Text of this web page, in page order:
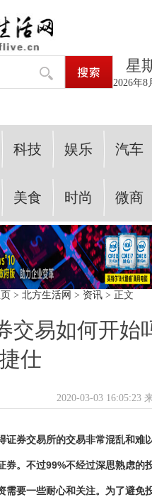
星
2026年8
科技 娱乐 汽车
美食 时尚 微商
> 北方生活网 > 资讯> 正文
交易如何开始
仕
2020-03-03 16:05:23
证券交易所的交易非常混乱和难
券。不过99%不经过深思熟虑的
需要一些耐心和关注。为了避免